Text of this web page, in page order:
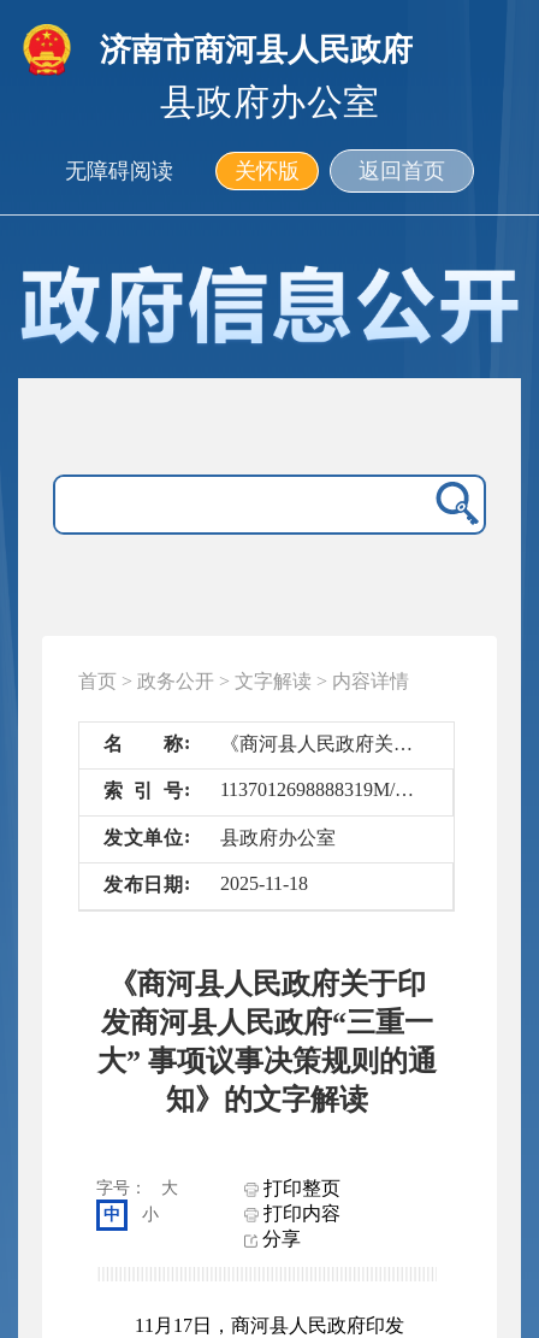
济南市商河县人民政府
县政府办公室
无障碍阅读 关怀版 返回首页
首页 > 政务公开 > 文字解读 > 内容详情
名 称 《商河县人民政府关于印发商河县人民政府“三重一大” 事项议事决策规则的通知》的文字解读
索 引 号 1137012698888319M/2025-6693949
发文单位 县政府办公室
发布 日 期 2025-11-18
《商河县人民政府关于印
发商河县人民政府“三重一
大” 事项议事决策规则的通
知》的文字解读
字号：
大
中
小
打印整页
打印内容
分享
11月17日，商河县人民政府印发